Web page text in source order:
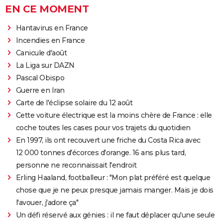
EN CE MOMENT
Hantavirus en France
Incendies en France
Canicule d'août
La Liga sur DAZN
Pascal Obispo
Guerre en Iran
Carte de l'éclipse solaire du 12 août
Cette voiture électrique est la moins chère de France : elle
coche toutes les cases pour vos trajets du quotidien
En 1997, ils ont recouvert une friche du Costa Rica avec
12 000 tonnes d'écorces d'orange. 16 ans plus tard,
personne ne reconnaissait l'endroit
Erling Haaland, footballeur : "Mon plat préféré est quelque
chose que je ne peux presque jamais manger. Mais je dois
l'avouer, j'adore ça"
Un défi réservé aux génies : il ne faut déplacer qu'une seule